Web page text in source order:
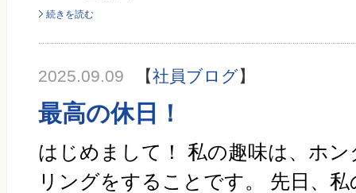
続きを読む
2025.09.09 【社員ブログ】
最高の休日！
はじめまして！ 私の趣味は、ホ
リングをすることです。 先日、